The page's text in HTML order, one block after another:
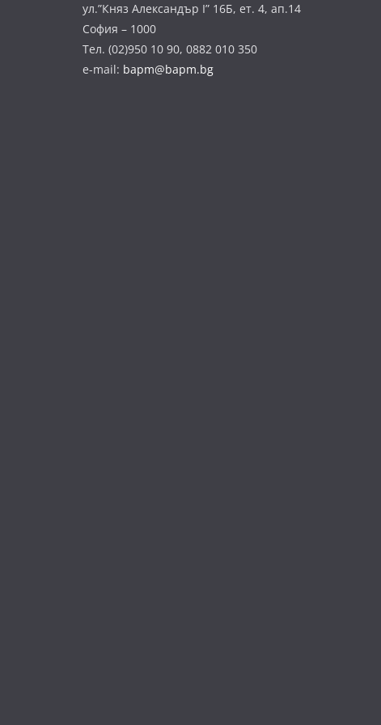
ул.”Княз Александър І” 16Б, ет. 4, ап.14
София – 1000
Тел. (02)950 10 90, 0882 010 350
e-mail: bapm@bapm.bg